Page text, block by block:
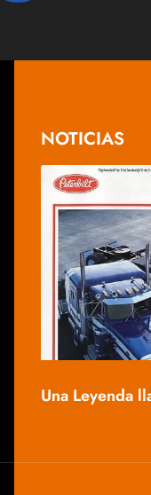
NOTICIAS
Una Leyenda